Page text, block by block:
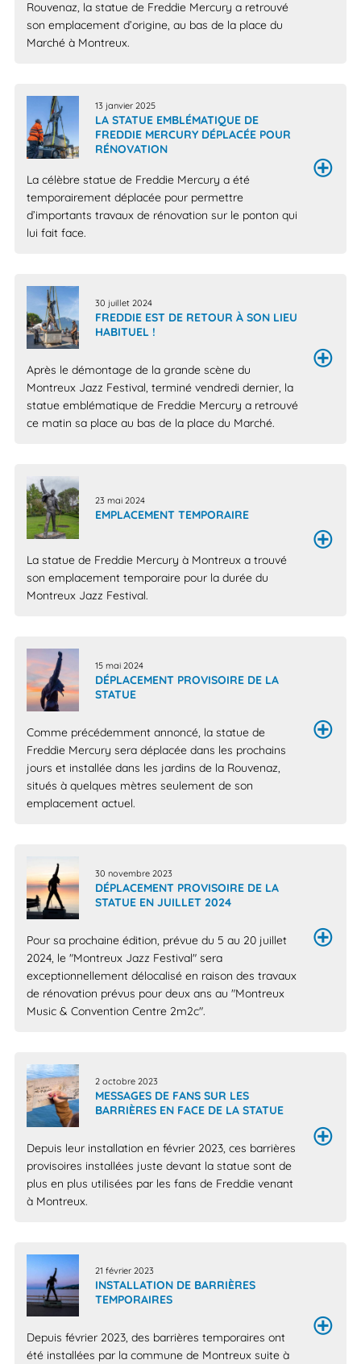
Rouvenaz, la statue de Freddie Mercury a retrouvé
son emplacement d’origine, au bas de la place du
Marché à Montreux.
13 janvier 2025
LA STATUE EMBLÉMATIQUE DE
FREDDIE MERCURY DÉPLACÉE POUR
RÉNOVATION
La célèbre statue de Freddie Mercury a été
temporairement déplacée pour permettre
d’importants travaux de rénovation sur le ponton qui
lui fait face.
30 juillet 2024
FREDDIE EST DE RETOUR À SON LIEU
HABITUEL !
Après le démontage de la grande scène du
Montreux Jazz Festival, terminé vendredi dernier, la
statue emblématique de Freddie Mercury a retrouvé
ce matin sa place au bas de la place du Marché.
23 mai 2024
EMPLACEMENT TEMPORAIRE
La statue de Freddie Mercury à Montreux a trouvé
son emplacement temporaire pour la durée du
Montreux Jazz Festival.
15 mai 2024
DÉPLACEMENT PROVISOIRE DE LA
STATUE
Comme précédemment annoncé, la statue de
Freddie Mercury sera déplacée dans les prochains
jours et installée dans les jardins de la Rouvenaz,
situés à quelques mètres seulement de son
emplacement actuel.
30 novembre 2023
DÉPLACEMENT PROVISOIRE DE LA
STATUE EN JUILLET 2024
Pour sa prochaine édition, prévue du 5 au 20 juillet
2024, le "Montreux Jazz Festival" sera
exceptionnellement délocalisé en raison des travaux
de rénovation prévus pour deux ans au "Montreux
Music & Convention Centre 2m2c".
2 octobre 2023
MESSAGES DE FANS SUR LES
BARRIÈRES EN FACE DE LA STATUE
Depuis leur installation en février 2023, ces barrières
provisoires installées juste devant la statue sont de
plus en plus utilisées par les fans de Freddie venant
à Montreux.
21 février 2023
INSTALLATION DE BARRIÈRES
TEMPORAIRES
Depuis février 2023, des barrières temporaires ont
été installées par la commune de Montreux suite à